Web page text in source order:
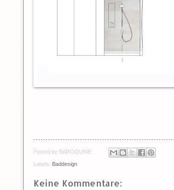
Posted by BAROQUINE
Labels: Baddesign
Keine Kommentare: